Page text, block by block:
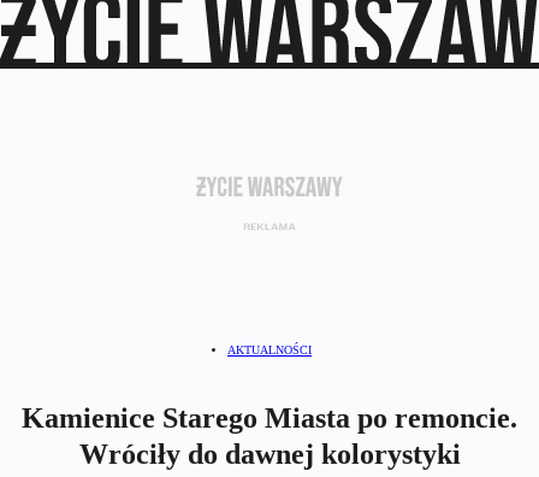
AKTUALNOŚCI
Kamienice Starego Miasta po remoncie.
Wróciły do dawnej kolorystyki